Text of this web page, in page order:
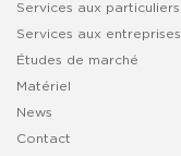
Services aux particuliers
Services aux entreprises
Études de marché
Matériel
News
Contact